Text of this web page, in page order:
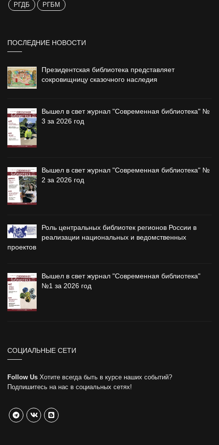
РГДБ РГБМ
ПОСЛЕДНИЕ НОВОСТИ
Президентская библиотека представляет
сокровищницу сказочного наследия
Вышел в свет журнал "Современная библиотека" №
3 за 2026 год
Вышел в свет журнал "Современная библиотека" №
2 за 2026 год
Роль центральных библиотек регионов России в
реализации национальных и ведомственных
проектов
Вышел в свет журнал "Современная библиотека"
№1 за 2026 год
СОЦИАЛЬНЫЕ СЕТИ
Follow Us Хотите всегда быть в курсе наших событий?
Подпишитесь на нас в социальных сетях!